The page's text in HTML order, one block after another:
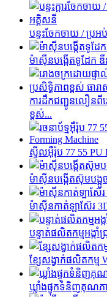
បន្ទះចែកចាយ / ប្រអ
ម៉ាស៊ីនបង្កើតទូដែក ឌី
ការដឹកជញ្ជូនលឿនពី
ខ្ពស់...
ស្ទីលអ៊ឺរ៉ុប 77 55 PU
ម៉ាស៊ីនបង្កើតស៊ុមបង្
ម៉ាស៊ីនកាត់ឡាស៊ែរ
បន្ទាត់ផលិតកម្មអង្កាំជ្
ខ្សែសង្វាក់ផលិតកម្ម
ឃ្លាំងផ្ទុកទំនិញគុណភ